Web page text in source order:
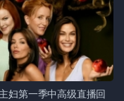
妇第一季中高级直播回